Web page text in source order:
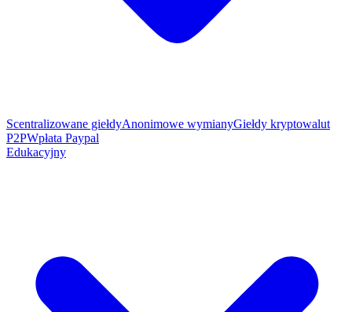
Scentralizowane giełdyAnonimowe wymianyGiełdy kryptowalut
P2PWpłata Paypal
Edukacyjny